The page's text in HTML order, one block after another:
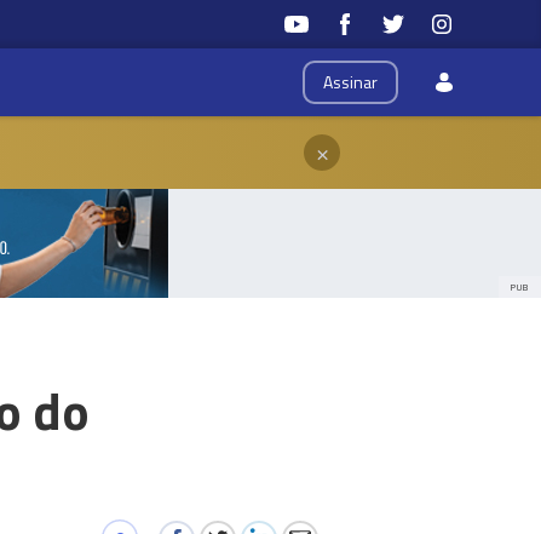
Assinar
×
PUB
do